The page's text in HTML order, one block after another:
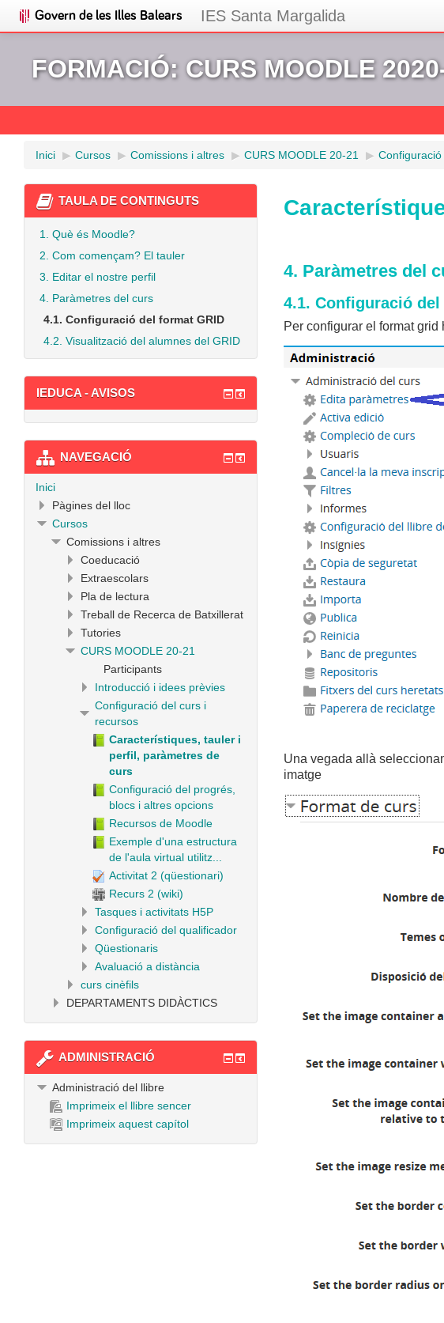
IES Santa Margalida
FORMACIÓ: CURS MOODLE
Inici ▶︎ Cursos ▶︎ Comissions i altres ▶︎ CURS MOODLE 20-21 ▶︎
4. Paràmetres del
4.1. Configuració
Per configurar el format
Una vegada allà
imatge
TAULA DE CONTINGUTS
1. Què és Moodle?
2. Com començam? El tauler
3. Editar el nostre perfil
4. Paràmetres del curs
4.1. Configuració del format GRID
4.2. Visualització del alumnes del GRID
IEDUCA - AVISOS
NAVEGACIÓ
Inici
Pàgines del lloc
Cursos
Comissions i altres
Coeducació
Extraescolars
Pla de lectura
Treball de Recerca de Batxillerat
Tutories
CURS MOODLE 20-21
Participants
Introducció i idees prèvies
Configuració del curs i
recursos
Característiques, tauler i
perfil, paràmetres de
curs
Configuració del progrés,
blocs i altres opcions
Recursos de Moodle
Exemple d'una estructura
de l'aula virtual utilitz...
Activitat 2 (qüestionari)
Recurs 2 (wiki)
Tasques i activitats H5P
Configuració del qualificador
Qüestionaris
Avaluació a distància
curs cinèfils
DEPARTAMENTS DIDÀCTICS
ADMINISTRACIÓ
Administració del llibre
Imprimeix el llibre sencer
Imprimeix aquest capítol